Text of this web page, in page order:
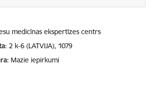
medicīnas ekspertīzes centrs
2 k-6 (LATVIJA), 1079
Mazie iepirkumi